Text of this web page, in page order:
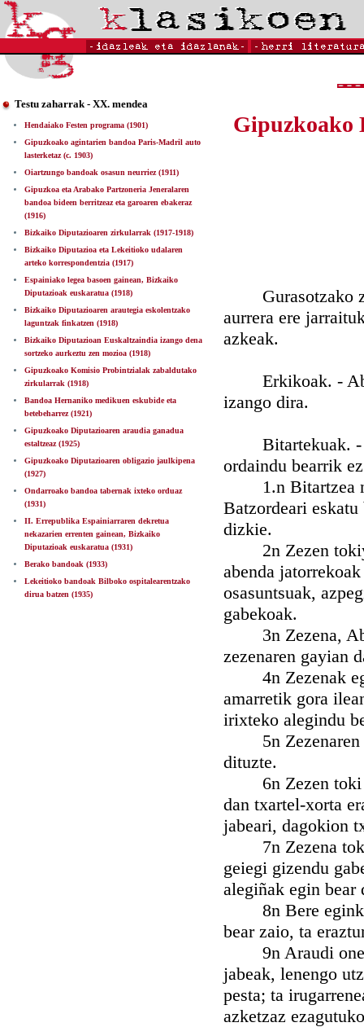
Testu zaharrak - XX. mendea
Hendaiako Festen programa (1901)
Gipuzkoako agintarien bandoa Paris-Madril auto
lasterketaz (c. 1903)
Oiartzungo bandoak osasun neurriez (1911)
Gipuzkoa eta Arabako Partzoneria Jeneralaren
bandoa bideen berritzeaz eta garoaren ebakeraz
(1916)
Bizkaiko Diputazioaren zirkularrak (1917-1918)
Bizkaiko Diputazioa eta Lekeitioko udalaren
arteko korrespondentzia (1917)
Espainiako legea basoen gainean, Bizkaiko
Diputazioak euskaratua (1918)
Bizkaiko Diputazioaren arautegia eskolentzako
laguntzak finkatzen (1918)
Bizkaiko Diputazioan Euskaltzaindia izango dena
sortzeko aurkeztu zen mozioa (1918)
Gipuzkoako Komisio Probintzialak zabaldutako
zirkularrak (1918)
Bandoa Hernaniko medikuen eskubide eta
betebeharrez (1921)
Gipuzkoako Diputazioaren araudia ganadua
estaltzeaz (1925)
Gipuzkoako Diputazioaren obligazio jaulkipena
(1927)
Ondarroako bandoa tabernak ixteko orduaz
(1931)
II. Errepublika Espainiarraren dekretua
nekazarien errenten gainean, Bizkaiko
Diputazioak euskaratua (1931)
Berako bandoak (1933)
Lekeitioko bandoak Bilboko ospitalearentzako
dirua batzen (1935)
Gipuzkoako
Gurasotzako
aurrera ere
azkeak.
Erkikoak. -
izango dira.
Bitartekuak. -
ordaindu bearrik
1.n Bitartzea
Batzordeari
dizkie.
2n Zezen
abenda
osasuntsuak,
gabekoak.
3n Zezena,
zezenaren gayian
4n Zezenak
amarretik gora
irixteko alegindu
5n Zezenaren
dituzte.
6n Zezen toki
dan txartel-xorta
jabeari, dagokion
7n Zezena toki
geiegi gizendu
alegiñak egin bear
8n Bere
bear zaio, ta
9n Araudi
jabeak, lenengo
pesta; ta
azketzaz